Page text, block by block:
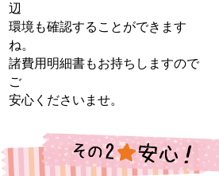
辺
環境も確認することができます
ね。
諸費用明細書もお持ちしますので
ご
安心くださいませ。